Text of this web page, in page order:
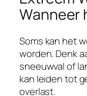
Wanneer
Soms kan het
worden. Denk
sneeuwval of
kan leiden tot
overlast.